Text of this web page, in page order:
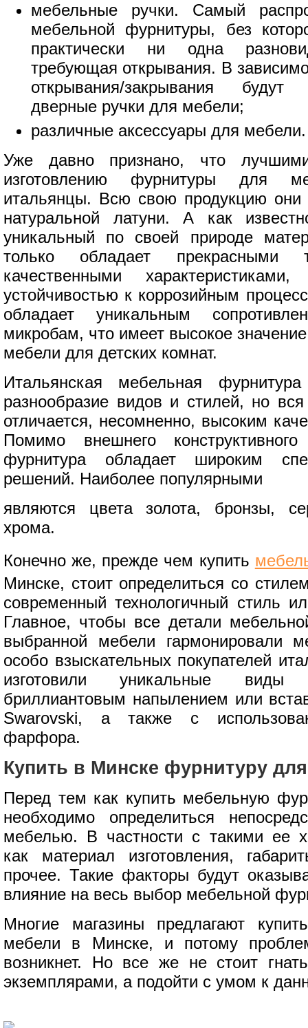
мебельные ручки. Самый
мебельной фурнитуры, без
практически ни одна
требующая открывания. В
открывания/закрывания
дверные ручки для мебели;
различные аксессуары для мебели.
Уже давно признано, что
изготовлению фурнитуры для
итальянцы. Всю свою продукцию они
натуральной латуни. А как
уникальный по своей природе
только обладает прекрасными
качественными
устойчивостью к коррозийным
обладает уникальным
микробам, что имеет высокое
мебели для детских комнат.
Итальянская мебельная
разнообразие видов и стилей, но
отличается, несомненно, высоким
Помимо внешнего
фурнитура обладает широким
решений. Наиболее популярными
являются цвета золота, бронзы,
хрома.
Конечно же, прежде чем купить
Минске, стоит определиться со
современный технологичный стиль
Главное, чтобы все детали
выбранной мебели гармонировали
особо взыскательных покупателей
изготовили уникальные
бриллиантовым напылением или
Swarovski, а также с
фарфора.
Купить в Минске фурнитуру
Перед тем как купить мебельную
необходимо определиться
мебелью. В частности с такими ее
как материал изготовления,
прочее. Такие факторы будут
влияние на весь выбор мебельной
Многие магазины предлагают
мебели в Минске, и потому
возникнет. Но все же не стоит
экземплярами, а подойти с умом к